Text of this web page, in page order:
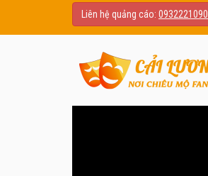
Liên hệ quảng cáo: 0932221090